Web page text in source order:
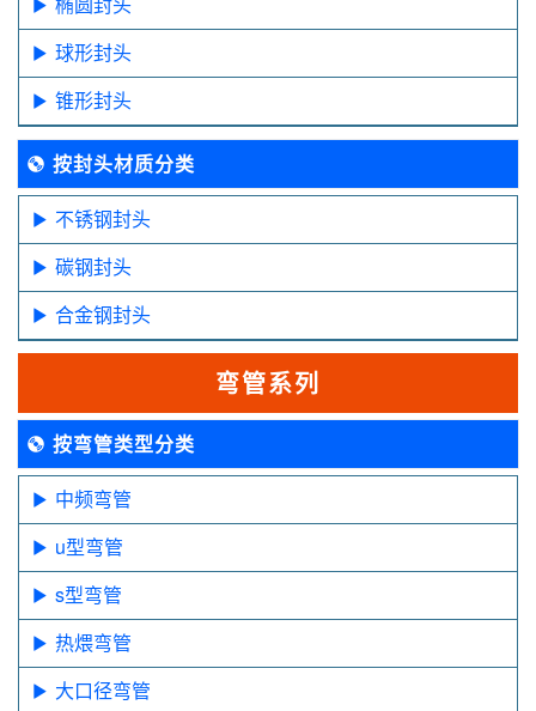
球形封头
锥形封头
按封头材质分类
不锈钢封头
碳钢封头
合金钢封头
弯管系列
按弯管类型分类
中频弯管
u型弯管
s型弯管
热煨弯管
大口径弯管